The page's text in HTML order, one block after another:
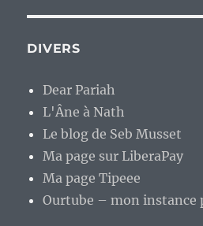
DIVERS
Dear Pariah
L'Âne à Nath
Le blog de Seb Musset
Ma page sur LiberaPay
Ma page Tipeee
Ourtube – mon instance